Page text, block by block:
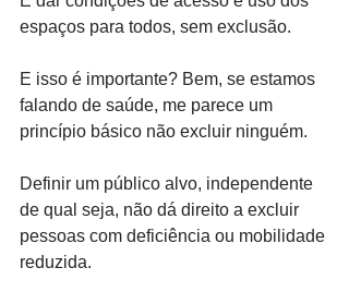
espaços para todos, sem exclusão.
E isso é importante? Bem, se estamos
falando de saúde, me parece um
princípio básico não excluir ninguém.
Definir um público alvo, independente
de qual seja, não dá direito a excluir
pessoas com deficiência ou mobilidade
reduzida.